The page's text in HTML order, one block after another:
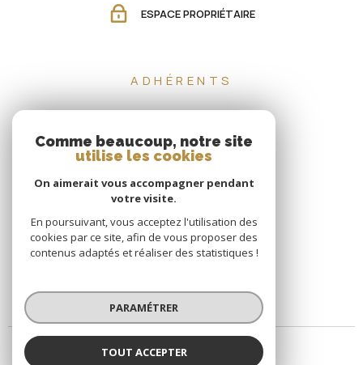
ESPACE PROPRIÉTAIRE
ADHÉRENTS
Comme beaucoup, notre site
utilise les cookies
On aimerait vous accompagner pendant
votre visite.
En poursuivant, vous acceptez l'utilisation des
cookies par ce site, afin de vous proposer des
contenus adaptés et réaliser des statistiques !
PARAMÉTRER
TOUT ACCEPTER